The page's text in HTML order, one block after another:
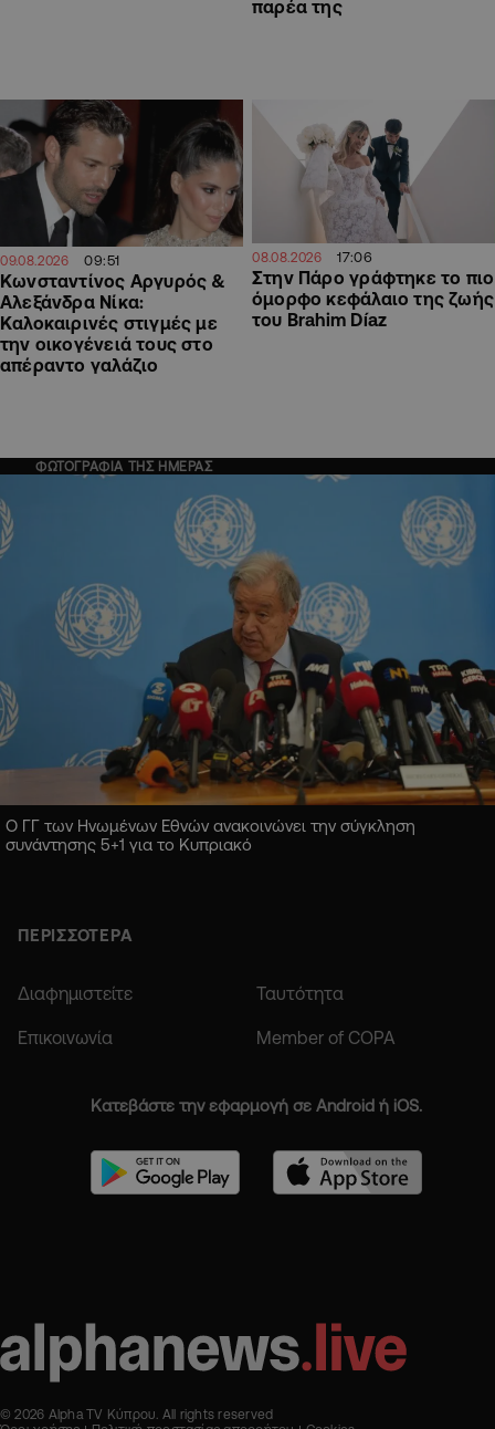
παρέα της
09.08.2026 09:51
Κωνσταντίνος Αργυρός &
Αλεξάνδρα Νίκα:
Καλοκαιρινές στιγμές με
την οικογένειά τους στο
απέραντο γαλάζιο
08.08.2026 17:06
Στην Πάρο γράφτηκε το πιο
όμορφο κεφάλαιο της ζωής
του Brahim Díaz
ΦΩΤΟΓΡΑΦΙΑ ΤΗΣ ΗΜΕΡΑΣ
Ο ΓΓ των Ηνωμένων Εθνών ανακοινώνει την σύγκληση
συνάντησης 5+1 για το Κυπριακό
ΠΕΡΙΣΣΟΤΕΡΑ
Διαφημιστείτε Ταυτότητα
Επικοινωνία Member of COPA
Κατεβάστε την εφαρμογή σε Android ή iOS.
© 2026 Alpha TV Κύπρου. All rights reserved